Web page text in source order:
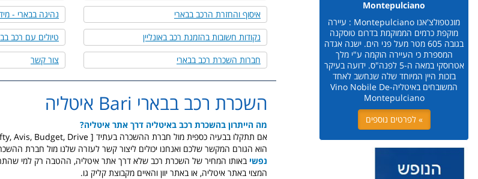
Montepulciano
מונטפולצ'אנו Montepulciano : עיירה
מוקפת כרמים הממוקמת בדרום טוסקנה
בגובה 605 מטר מעל פני הים. ישנה אגדה
המספרת כי העיירה הוקמה ע"י מלך
אטרוסקי במאה ה-5 לפנה"ס. ידועה בעיקר
בזכות היין המיוחד שלה שנחשב לאחד
המשובחים באיטליה-Vino Nobile De
Montepulciano
» לפרטים נוספים
איסוף והחזרת הרכב בבארי
נהיגה בבארי -
נקודות חשובות בהזמנת רכב באונליין
טיולים עם רכב
חברות השכרת רכב בבארי
צור קשר
השכרת רכב בבארי Bari איטליה
מה הייתרון בהשכרת רכב באיטליה דרך אתר איטליה?
אם תתקלו בבעיה כספית מול חברת ההשכרה בעתיד [ Sixt, Hertz, Thrifty, Avis, Budget, Drive ]
הוא הגורם המקשר שלכם ואנחנו יכולים ליצור קשר לעזרה שלנו מול חברת
נפשי באותו המחיר של השכרת רכב שלא דרך אתר איטליה, ההטבה רק למי
המצוי באתר איטליה, או באתר יוון והאיים מקבוצת קליק גו.